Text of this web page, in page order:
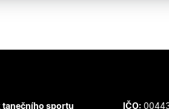
tanečního sportu IČO: